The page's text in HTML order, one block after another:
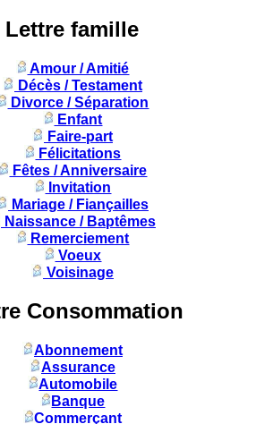
Lettre famille
Amour / Amitié
Décès / Testament
Divorce / Séparation
Enfant
Faire-part
Félicitations
Fêtes / Anniversaire
Invitation
Mariage / Fiançailles
Naissance / Baptêmes
Remerciement
Voeux
Voisinage
Consommation
Abonnement
Assurance
Automobile
Banque
Commerçant